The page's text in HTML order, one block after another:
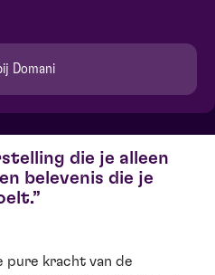
Domani
die je alleen
belevenis die je
pure kracht van de